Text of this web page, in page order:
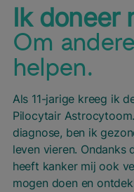
Ik doneer
Om
helpen.
Als 11-jarige kreeg ik
Pilocytair
diagnose, ben ik
leven vieren. Ondanks
heeft kanker mij ook
mogen doen en